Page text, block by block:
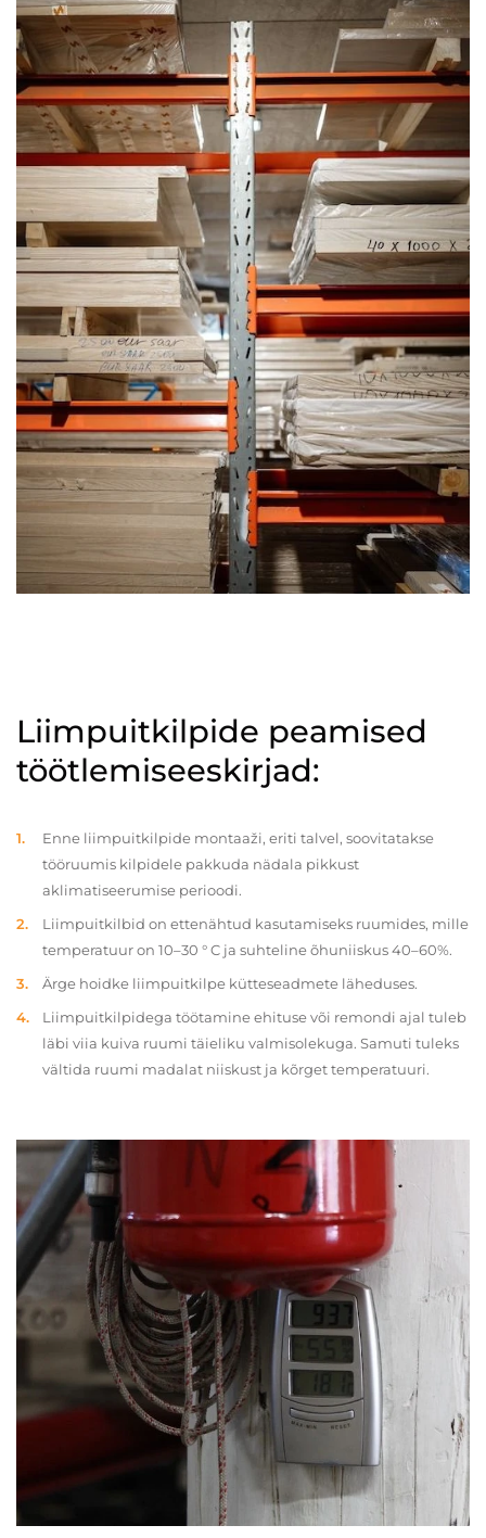
Liimpuitkilpide peamised
töötlemiseeskirjad:
Enne liimpuitkilpide montaaži, eriti talvel, soovitatakse
tööruumis kilpidele pakkuda nädala pikkust
aklimatiseerumise perioodi.
Liimpuitkilbid on ettenähtud kasutamiseks ruumides, mille
temperatuur on 10–30 ° C ja suhteline õhuniiskus 40–60%.
Ärge hoidke liimpuitkilpe kütteseadmete läheduses.
Liimpuitkilpidega töötamine ehituse või remondi ajal tuleb
läbi viia kuiva ruumi täieliku valmisolekuga. Samuti tuleks
vältida ruumi madalat niiskust ja kõrget temperatuuri.